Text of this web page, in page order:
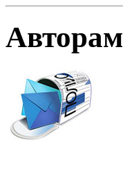
Авторам